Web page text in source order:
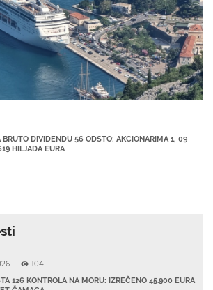
BRUTO DIVIDENDU 56 ODSTO: AKCIONARIMA 1, 09
HILJADA EURA
104
126 KONTROLA NA MORU: IZREČENO 45.900 EURA